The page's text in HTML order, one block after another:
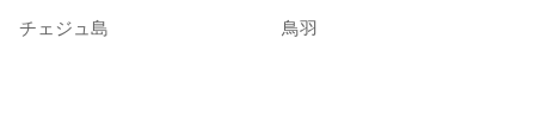
チェジュ島 鳥羽